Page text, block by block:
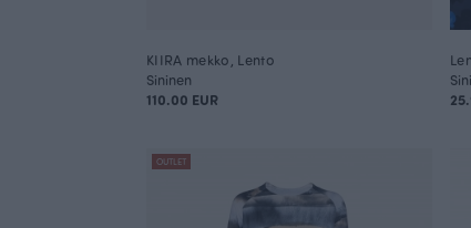
KIIRA mekko, Lento
Sininen
110.00 EUR
OUTLET